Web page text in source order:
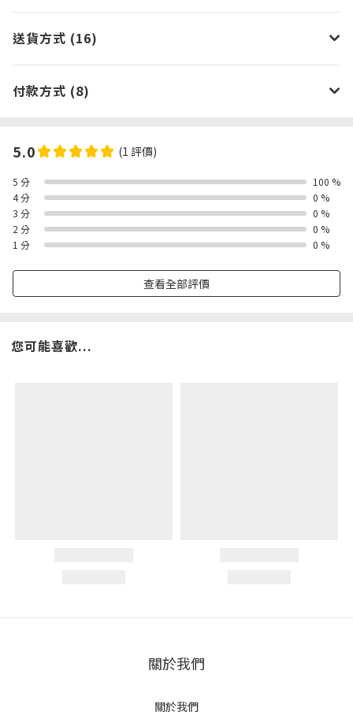
送貨方式 (16)
付款方式 (8)
5.0 (1 評價)
5 分
100 %
4 分
0 %
3 分
0 %
2 分
0 %
1 分
0 %
查看全部評價
您可能喜歡...
關於我們
關於我們